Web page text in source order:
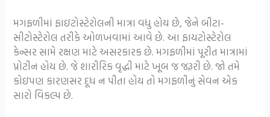
મગફળીમાં ફાઇટોસ્ટેરોલની માત્રા વધુ હોય છે, જેને બીટા-
સીટોસ્ટેરોલ તરીકે ઓળખવામાં આવે છે. આ ફાયટોસ્ટેરોલ
કેન્સર સામે રક્ષણ માટે અસરકારક છે. મગફળીમાં પૂરીત માત્રામાં
પ્રોટીન હોય છે. જે શારીરિક વૃદ્ધી માટે ખૂબ જ જરૂરી છે. જો તમે
કોઇપણ કારણસર દૂધ ન પીતા હોય તો મગફળીનું સેવન એક
સારો વિકલ્પ છે.